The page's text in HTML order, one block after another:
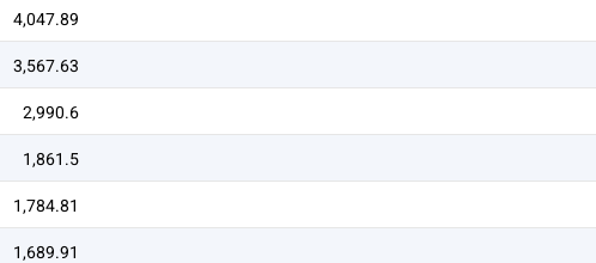
4,047.89
3,567.63
2,990.6
1,861.5
1,784.81
1,689.91